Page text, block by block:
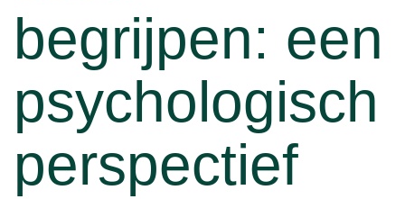
begrijpen: een
psychologisch
perspectief